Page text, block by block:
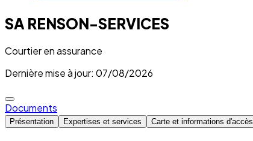
SA RENSON-SERVICES
Courtier en assurance
Dernière mise à jour: 07/08/2026
Documents
Présentation Expertises et services Carte et informations d'accès